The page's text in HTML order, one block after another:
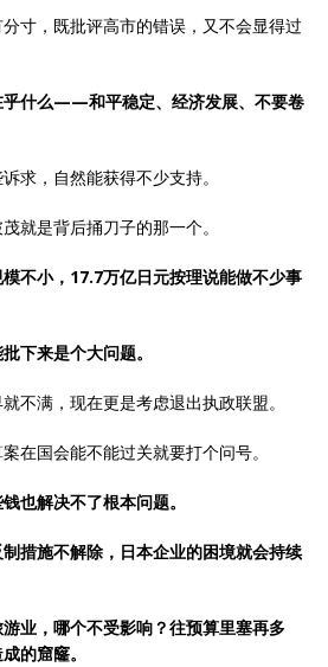
寸，既批评高市的错误，又不会显得过
乎什么——和平稳定、经济发展、不要卷
求，自然能获得不少支持。
就是背后捅刀子的那一个。
不小，17.7万亿日元按理说能做不少事
下来是个大问题。
不满，现在更是考虑退出执政联盟。
在国会能不能过关就要打个问号。
也解决不了根本问题。
措施不解除，日本企业的困境就会持续
业，哪个不受影响？往预算里塞再多
的窟窿。